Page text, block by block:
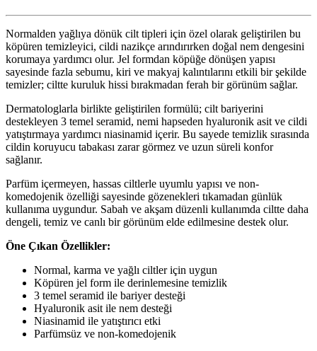
Normalden yağlıya dönük cilt tipleri için özel olarak geliştirilen bu
köpüren temizleyici, cildi nazikçe arındırırken doğal nem dengesini
korumaya yardımcı olur. Jel formdan köpüğe dönüşen yapısı
sayesinde fazla sebumu, kiri ve makyaj kalıntılarını etkili bir şekilde
temizler; ciltte kuruluk hissi bırakmadan ferah bir görünüm sağlar.
Dermatologlarla birlikte geliştirilen formülü; cilt bariyerini
destekleyen 3 temel seramid, nemi hapseden hyaluronik asit ve cildi
yatıştırmaya yardımcı niasinamid içerir. Bu sayede temizlik sırasında
cildin koruyucu tabakası zarar görmez ve uzun süreli konfor
sağlanır.
Parfüm içermeyen, hassas ciltlerle uyumlu yapısı ve non-
komedojenik özelliği sayesinde gözenekleri tıkamadan günlük
kullanıma uygundur. Sabah ve akşam düzenli kullanımda ciltte daha
dengeli, temiz ve canlı bir görünüm elde edilmesine destek olur.
Öne Çıkan Özellikler:
Normal, karma ve yağlı ciltler için uygun
Köpüren jel form ile derinlemesine temizlik
3 temel seramid ile bariyer desteği
Hyaluronik asit ile nem desteği
Niasinamid ile yatıştırıcı etki
Parfümsüz ve non-komedojenik